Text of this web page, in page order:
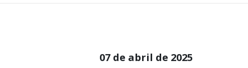
07 de abril de 2025